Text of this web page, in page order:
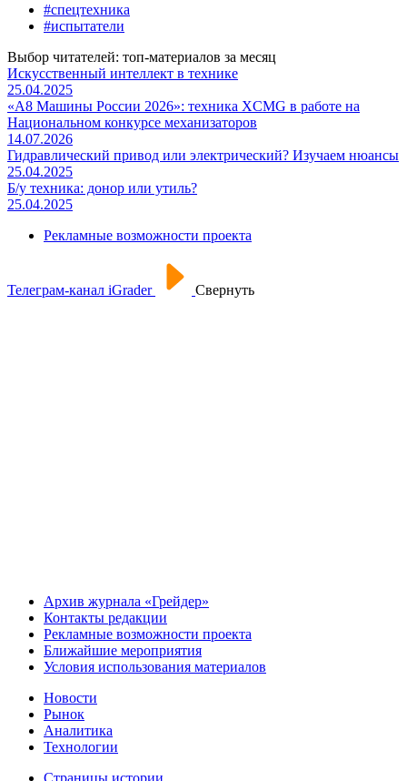
#спецтехника
#испытатели
Выбор читателей: топ-материалов за месяц
Искусственный интеллект в технике
25.04.2025
«А8 Машины России 2026»: техника XCMG в работе на
Национальном конкурсе механизаторов
14.07.2026
Гидравлический привод или электрический? Изучаем нюансы
25.04.2025
Б/у техника: донор или утиль?
25.04.2025
Рекламные возможности проекта
Телеграм-канал iGrader Свернуть
Архив журнала «Грейдер»
Контакты редакции
Рекламные возможности проекта
Ближайшие мероприятия
Условия использования материалов
Новости
Рынок
Аналитика
Технологии
Страницы истории